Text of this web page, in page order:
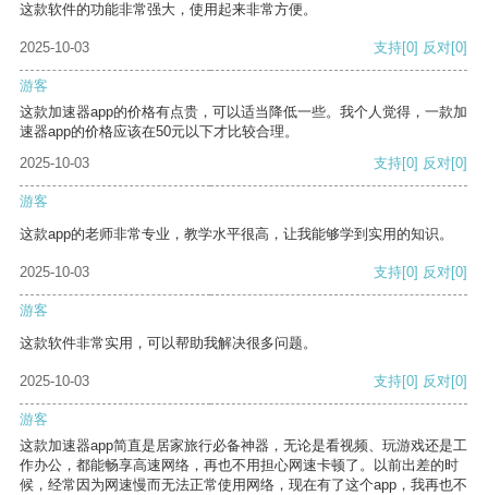
这款软件的功能非常强大，使用起来非常方便。
2025-10-03 支持[0] 反对[0]
游客
这款加速器app的价格有点贵，可以适当降低一些。我个人觉得，一款加
速器app的价格应该在50元以下才比较合理。
2025-10-03
支持[0] 反对[0]
游客
这款app的老师非常专业，教学水平很高，让我能够学到实用的知识。
2025-10-03 支持[0] 反对[0]
游客
这款软件非常实用，可以帮助我解决很多问题。
2025-10-03 支持[0] 反对[0]
游客
这款加速器app简直是居家旅行必备神器，无论是看视频、玩游戏还是工
作办公，都能畅享高速网络，再也不用担心网速卡顿了。以前出差的时
候，经常因为网速慢而无法正常使用网络，现在有了这个app，我再也不